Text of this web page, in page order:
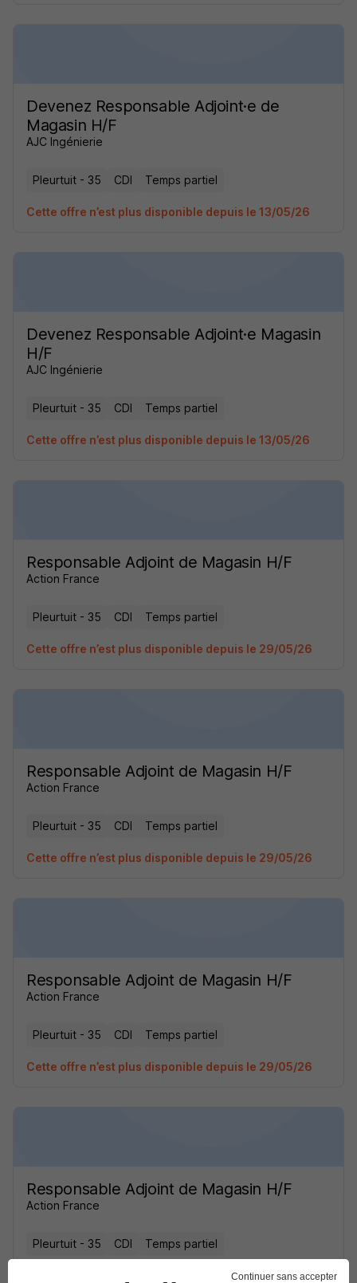
Devenez Responsable Adjoint·e de
Magasin H/F
AJC Ingénierie
Pleurtuit - 35 CDI Temps partiel
Cette offre n’est plus disponible depuis le 13/05/26
Devenez Responsable Adjoint·e Magasin
H/F
AJC Ingénierie
Pleurtuit - 35 CDI Temps partiel
Cette offre n’est plus disponible depuis le 13/05/26
Responsable Adjoint de Magasin H/F
Action France
Pleurtuit - 35 CDI Temps partiel
Cette offre n’est plus disponible depuis le 29/05/26
Responsable Adjoint de Magasin H/F
Action France
Pleurtuit - 35 CDI Temps partiel
Cette offre n’est plus disponible depuis le 29/05/26
Responsable Adjoint de Magasin H/F
Action France
Pleurtuit - 35 CDI Temps partiel
Cette offre n’est plus disponible depuis le 29/05/26
Responsable Adjoint de Magasin H/F
Action France
Pleurtuit - 35 CDI Temps partiel
Cette offre n’est plus disponible depuis le 29/05/26
Continuer sans accepter